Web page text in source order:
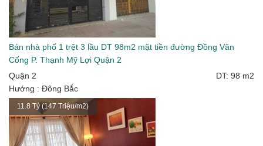
Bán nhà phố 1 trệt 3 lầu DT 98m2 mặt tiền đường Đồng Văn
Cống P. Thạnh Mỹ Lợi Quận 2
Quận 2
DT: 98 m2
Hướng : Đông Bắc
11.8 Tỷ (147 Triệu/m2)